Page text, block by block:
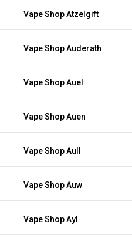
Vape Shop Atzelgift
Vape Shop Auderath
Vape Shop Auel
Vape Shop Auen
Vape Shop Aull
Vape Shop Auw
Vape Shop Ayl